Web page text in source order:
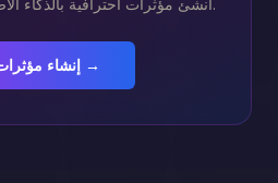
أنشئ مؤثرات احترافية بالذكاء الاصطناعي في دقائق.
إنشاء مؤثرات →